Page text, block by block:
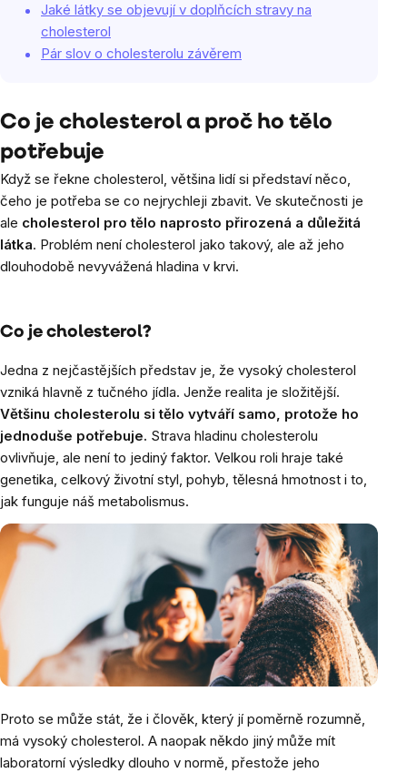
Jaké látky se objevují v doplňcích stravy na
cholesterol
Pár slov o cholesterolu závěrem
Co je cholesterol a proč ho tělo
potřebuje
Když se řekne cholesterol, většina lidí si představí něco,
čeho je potřeba se co nejrychleji zbavit. Ve skutečnosti je
ale cholesterol pro tělo naprosto přirozená a důležitá
látka. Problém není cholesterol jako takový, ale až jeho
dlouhodobě nevyvážená hladina v krvi.
Co je cholesterol?
Jedna z nejčastějších představ je, že vysoký cholesterol
vzniká hlavně z tučného jídla. Jenže realita je složitější.
Většinu cholesterolu si tělo vytváří samo, protože ho
jednoduše potřebuje. Strava hladinu cholesterolu
ovlivňuje, ale není to jediný faktor. Velkou roli hraje také
genetika, celkový životní styl, pohyb, tělesná hmotnost i to,
jak funguje náš metabolismus.
Proto se může stát, že i člověk, který jí poměrně rozumně,
má vysoký cholesterol. A naopak někdo jiný může mít
laboratorní výsledky dlouho v normě, přestože jeho